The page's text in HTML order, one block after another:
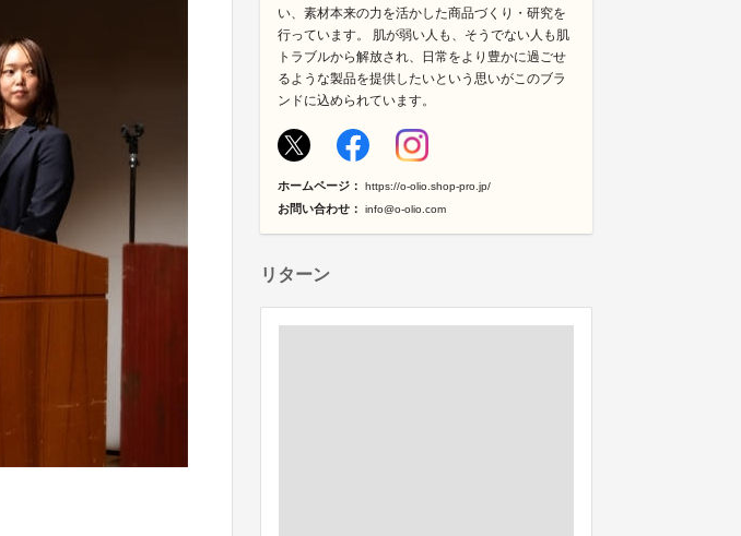
い、素材本来の力を活かした商品づくり・研究を
行っています。 肌が弱い人も、そうでない人も肌
トラブルから解放され、日常をより豊かに過ごせ
るような製品を提供したいという思いがこのブラ
ンドに込められています。
ホームページ： https://o-olio.shop-pro.jp/
お問い合わせ： info@o-olio.com
リターン